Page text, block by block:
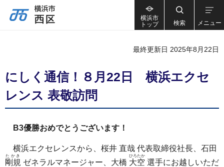
横浜市
トップ
検索 メニュー
最終更新日 2025年8月22日
にしく通信！８月22日 横浜エクセ
レンス 表敬訪問
B3優勝おめでとうございます！
横浜エクセレンスから、桜井 直哉 代表取締役社長、石田
剛規
たかき
ゼネラルマネージャー、大橋 大空
ひろたか
選手にお越しいただ